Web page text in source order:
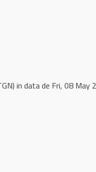
in data de Fri, 08 May